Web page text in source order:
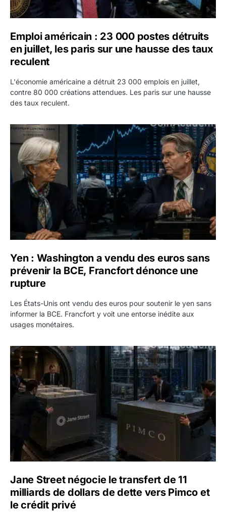
Emploi américain : 23 000 postes détruits
en juillet, les paris sur une hausse des taux
reculent
L'économie américaine a détruit 23 000 emplois en juillet,
contre 80 000 créations attendues. Les paris sur une hausse
des taux reculent.
Yen : Washington a vendu des euros sans prévenir la
Yen : Washington a vendu des euros sans
prévenir la BCE, Francfort dénonce une
rupture
Les États-Unis ont vendu des euros pour soutenir le yen sans
informer la BCE. Francfort y voit une entorse inédite aux
usages monétaires.
Jane Street négocie le transfert de 11 milliards de
Jane Street négocie le transfert de 11
milliards de dollars de dette vers Pimco et
le crédit privé